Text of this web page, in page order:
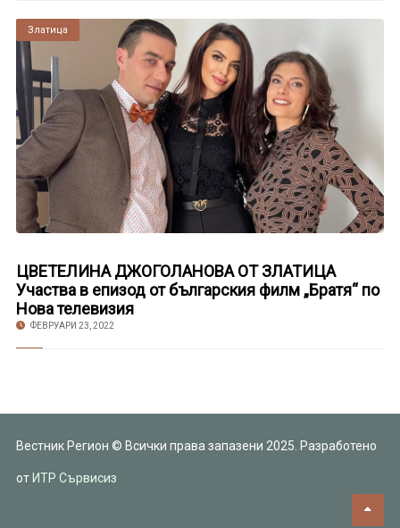
Златица
ЦВЕТЕЛИНА ДЖОГОЛАНОВА ОТ ЗЛАТИЦА
Участва в епизод от българския филм „Братя“ по
Нова телевизия
ФЕВРУАРИ 23, 2022
Вестник Регион © Всички права запазени 2025. Разработено
от ИТР Сървисиз